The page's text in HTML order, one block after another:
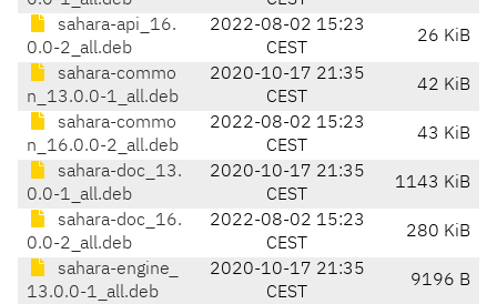
sahara-api_16.
0.0-2_all.deb
2022-08-02 15:23
CEST
26 KiB
sahara-commo
n_13.0.0-1_all.deb
2020-10-17 21:35
CEST
42 KiB
sahara-commo
n_16.0.0-2_all.deb
2022-08-02 15:23
CEST
43 KiB
sahara-doc_13.
0.0-1_all.deb
2020-10-17 21:35
CEST
1143 KiB
sahara-doc_16.
0.0-2_all.deb
2022-08-02 15:23
CEST
280 KiB
sahara-engine_
13.0.0-1_all.deb
2020-10-17 21:35
CEST
9196 B